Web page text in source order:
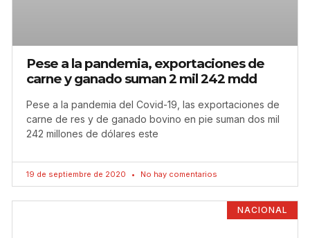
Pese a la pandemia, exportaciones de
carne y ganado suman 2 mil 242 mdd
Pese a la pandemia del Covid-19, las exportaciones de
carne de res y de ganado bovino en pie suman dos mil
242 millones de dólares este
19 de septiembre de 2020 No hay comentarios
NACIONAL